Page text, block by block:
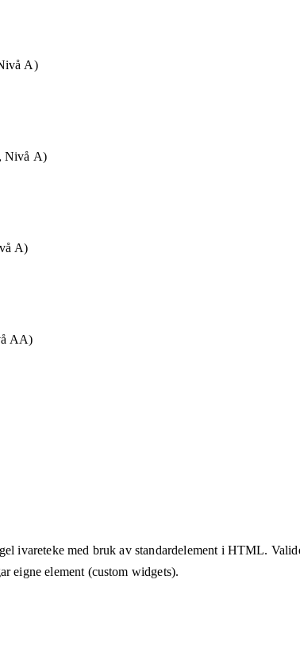
A)
Nivå A)
A)
AA)
ivareteke med bruk av standardelement i HTML.
eigne element (custom widgets).